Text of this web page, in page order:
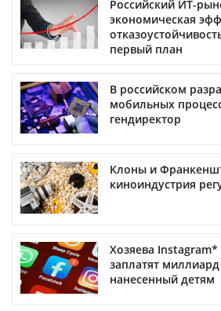
Российский ИТ-
экономическая
первый план
В российском
мобильных
гендиректор
Клоны и
киноиндустрия
Хозяева
заплатят
нанесенный детям